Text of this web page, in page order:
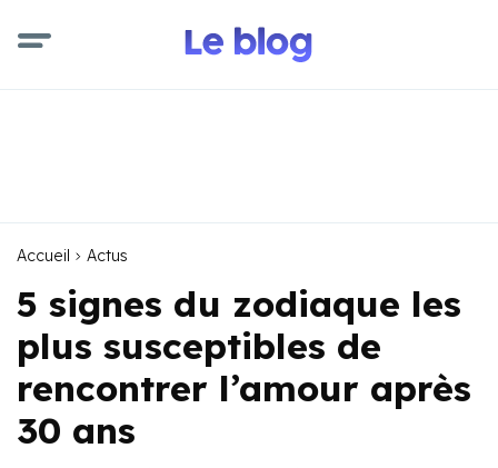
Accueil Actus
5 signes du zodiaque les
plus susceptibles de
rencontrer l’amour après
30 ans